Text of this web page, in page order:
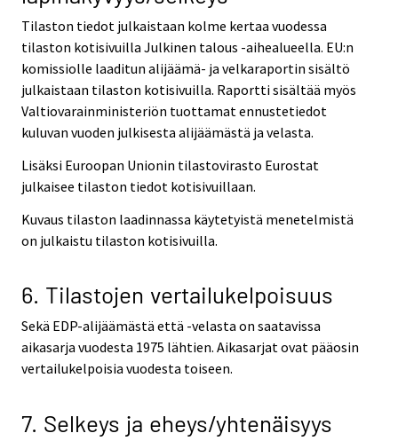
Tilaston tiedot julkaistaan kolme kertaa vuodessa
tilaston kotisivuilla Julkinen talous -aihealueella. EU:n
komissiolle laaditun alijäämä- ja velkaraportin sisältö
julkaistaan tilaston kotisivuilla. Raportti sisältää myös
Valtiovarainministeriön tuottamat ennustetiedot
kuluvan vuoden julkisesta alijäämästä ja velasta.
Lisäksi Euroopan Unionin tilastovirasto Eurostat
julkaisee tilaston tiedot kotisivuillaan.
Kuvaus tilaston laadinnassa käytetyistä menetelmistä
on julkaistu tilaston kotisivuilla.
6. Tilastojen vertailukelpoisuus
Sekä EDP-alijäämästä että -velasta on saatavissa
aikasarja vuodesta 1975 lähtien. Aikasarjat ovat pääosin
vertailukelpoisia vuodesta toiseen.
7. Selkeys ja eheys/yhtenäisyys